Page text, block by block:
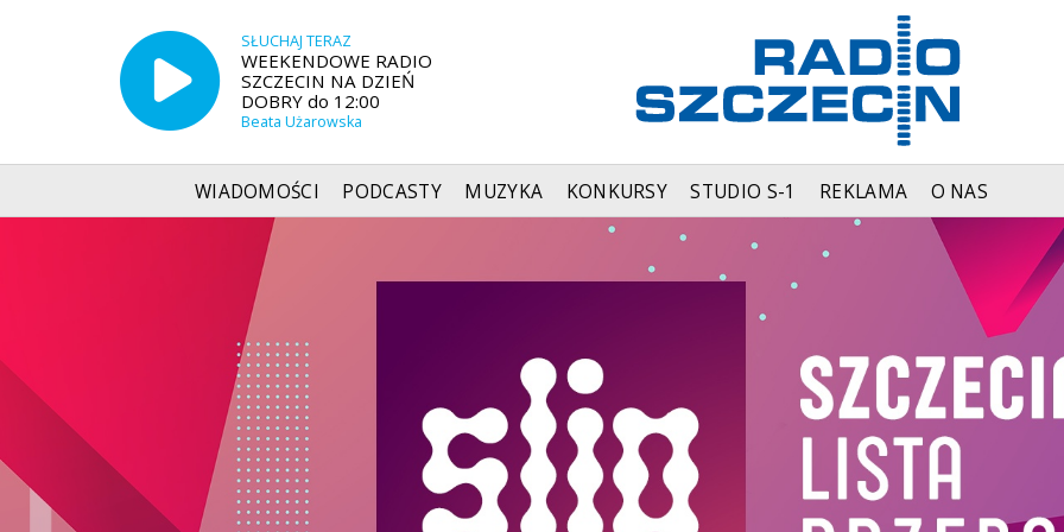
SŁUCHAJ TERAZ
WEEKENDOWE RADIO
SZCZECIN NA DZIEŃ
DOBRY do 12:00
Beata Użarowska
WIADOMOŚCI PODCASTY MUZYKA KONKURSY STUDIO S-1 REKLAMA O NAS